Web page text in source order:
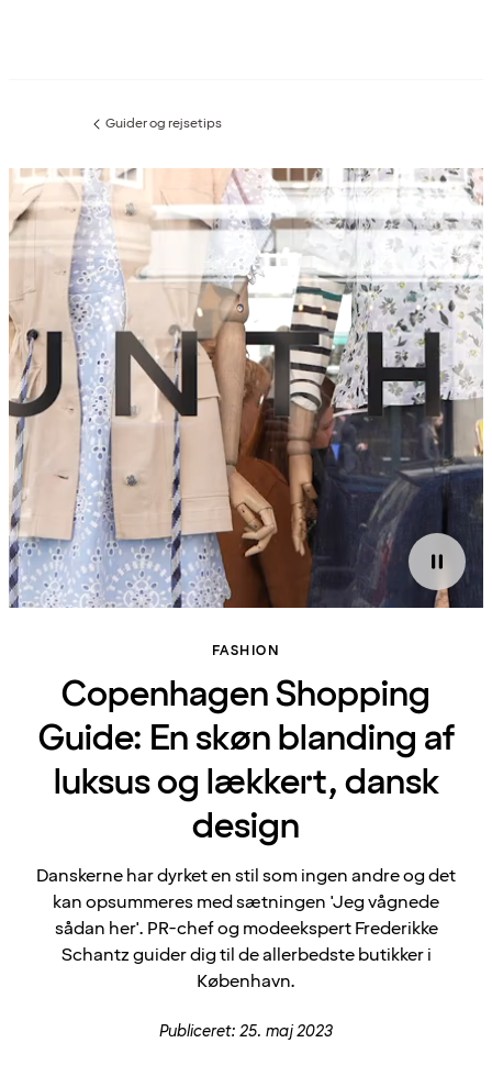
Forrige
:
Guider og rejsetips
FASHION
Copenhagen Shopping
Guide: En skøn blanding af
luksus og lækkert, dansk
design
Danskerne har dyrket en stil som ingen andre og det
kan opsummeres med sætningen 'Jeg vågnede
sådan her'. PR-chef og modeekspert Frederikke
Schantz guider dig til de allerbedste butikker i
København.
Publiceret: 25. maj 2023